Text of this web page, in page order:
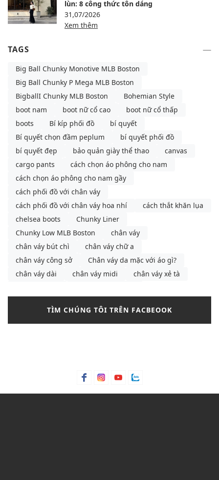
lùn: 8 công thức tôn dáng
31,07/2026
Xem thêm
TAGS
Big Ball Chunky Monotive MLB Boston
Big Ball Chunky P Mega MLB Boston
BigballI Chunky MLB Boston
Bohemian Style
boot nam
boot nữ cổ cao
boot nữ cổ thấp
boots
Bí kíp phối đồ
bí quyết
Bí quyết chọn đầm peplum
bí quyết phối đồ
bí quyết đẹp
bảo quản giày thể thao
canvas
cargo pants
cách chọn áo phông cho nam
cách chọn áo phông cho nam gầy
cách phối đồ với chân váy
cách phối đồ với chân váy hoa nhí
cách thắt khăn lụa
chelsea boots
Chunky Liner
Chunky Low MLB Boston
chân váy
chân váy bút chì
chân váy chữ a
chân váy công sở
Chân váy da mặc với áo gì?
chân váy dài
chân váy midi
chân váy xẻ tà
các mẫu dép da nam
cách buộc dây giày
cách phối đồ mùa thu cho nữ
cách phối đồ với chân váy bút chì
TÌM CHÚNG TÔI TRÊN FACBEOOK